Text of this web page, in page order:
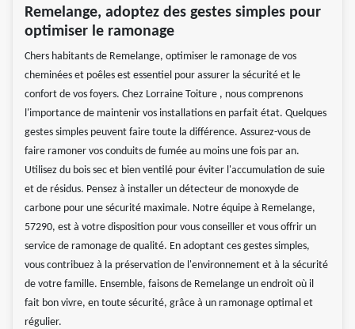
Remelange, adoptez des gestes simples pour
optimiser le ramonage
Chers habitants de Remelange, optimiser le ramonage de vos
cheminées et poêles est essentiel pour assurer la sécurité et le
confort de vos foyers. Chez Lorraine Toiture , nous comprenons
l'importance de maintenir vos installations en parfait état. Quelques
gestes simples peuvent faire toute la différence. Assurez-vous de
faire ramoner vos conduits de fumée au moins une fois par an.
Utilisez du bois sec et bien ventilé pour éviter l'accumulation de suie
et de résidus. Pensez à installer un détecteur de monoxyde de
carbone pour une sécurité maximale. Notre équipe à Remelange,
57290, est à votre disposition pour vous conseiller et vous offrir un
service de ramonage de qualité. En adoptant ces gestes simples,
vous contribuez à la préservation de l'environnement et à la sécurité
de votre famille. Ensemble, faisons de Remelange un endroit où il
fait bon vivre, en toute sécurité, grâce à un ramonage optimal et
régulier.